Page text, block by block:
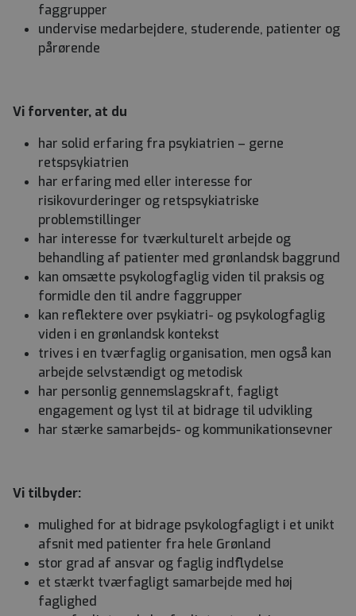
faggrupper
undervise medarbejdere, studerende, patienter og
pårørende
Vi forventer, at du
har solid erfaring fra psykiatrien – gerne
retspsykiatrien
har erfaring med eller interesse for
risikovurderinger og retspsykiatriske
problemstillinger
har interesse for tværkulturelt arbejde og
behandling af patienter med grønlandsk baggrund
kan omsætte psykologfaglig viden til praksis og
formidle den til andre faggrupper
kan reflektere over psykiatri- og psykologfaglig
viden i en grønlandsk kontekst
trives i en tværfaglig organisation, men også kan
arbejde selvstændigt og metodisk
har personlig gennemslagskraft, fagligt
engagement og lyst til at bidrage til udvikling
har stærke samarbejds- og kommunikationsevner
Vi tilbyder:
mulighed for at bidrage psykologfagligt i et unikt
afsnit med patienter fra hele Grønland
stor grad af ansvar og faglig indflydelse
et stærkt tværfagligt samarbejde med høj
faglighed